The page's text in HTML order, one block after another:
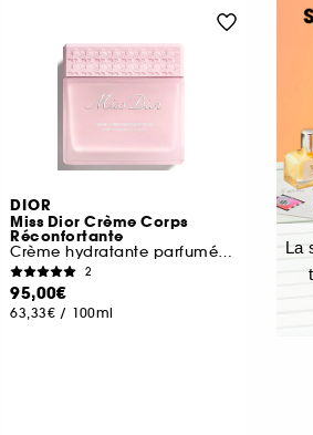
DIOR
Miss Dior Crème Corps
Réconfortante
Crème hydratante parfumé pour le corps
2
95,00€
63,33€ / 100ml
La